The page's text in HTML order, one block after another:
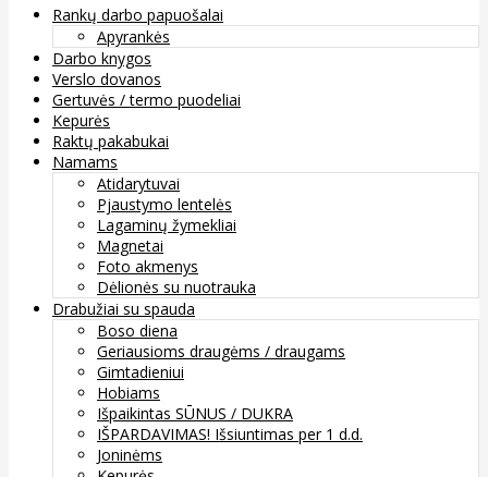
Rankų darbo papuošalai
Apyrankės
Darbo knygos
Verslo dovanos
Gertuvės / termo puodeliai
Kepurės
Raktų pakabukai
Namams
Atidarytuvai
Pjaustymo lentelės
Lagaminų žymekliai
Magnetai
Foto akmenys
Dėlionės su nuotrauka
Drabužiai su spauda
Boso diena
Geriausioms draugėms / draugams
Gimtadieniui
Hobiams
Išpaikintas SŪNUS / DUKRA
IŠPARDAVIMAS! Išsiuntimas per 1 d.d.
Joninėms